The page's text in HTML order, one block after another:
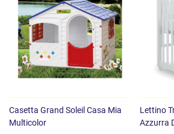
Casetta Grand Soleil Casa Mia
Multicolor
Lettino
Azzurra